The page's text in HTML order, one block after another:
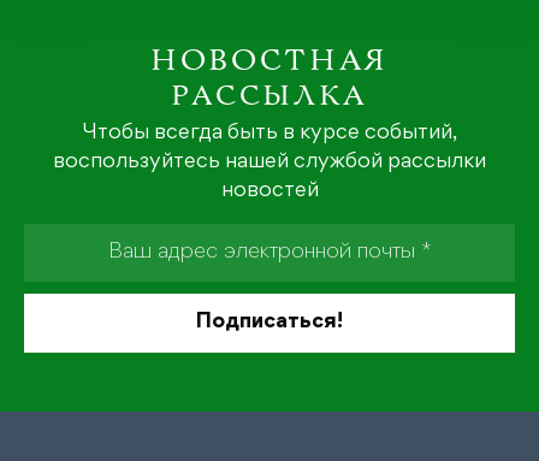
НОВОСТНАЯ
РАССЫЛКА
Чтобы всегда быть в курсе событий,
воспользуйтесь нашей службой рассылки
новостей